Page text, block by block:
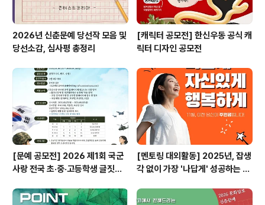
2026년 신춘문예 당선작 모음 및
당선소감, 심사평 총정리
[캐릭터 공모전] 한신우동 공식 캐
릭터 디자인 공모전
[문예 공모전] 2026 제1회 국군
사랑 전국 초·중·고등학생 글짓기
[멘토링 대외활동] 2025년, 잡생
각 없이 가장 '나답게' 성공하는 법